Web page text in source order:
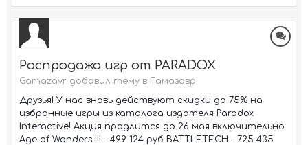
Распродажа игр от PARADOX
Gamazavr добавил тему в
Гамазавр
Друзья! У нас вновь действуют скидки до 75% на
избранные игры из каталога издателя Paradox
Interactive! Акция продлится до 26 мая включительно.
Age of Wonders III – 499 124 руб BATTLETECH – 725 435